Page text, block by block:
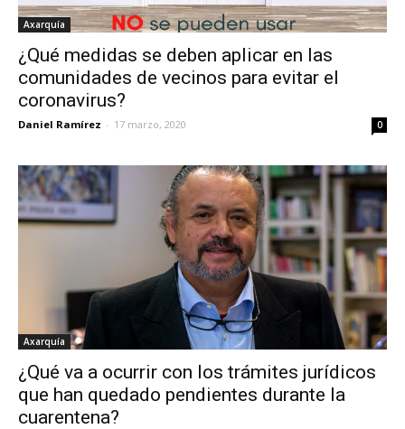
Axarquía
¿Qué medidas se deben aplicar en las
comunidades de vecinos para evitar el
coronavirus?
Daniel Ramírez - 17 marzo, 2020 0
Axarquía
¿Qué va a ocurrir con los trámites jurídicos
que han quedado pendientes durante la
cuarentena?